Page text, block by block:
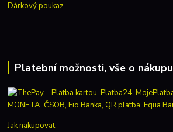
Dárkový poukaz
Platební možnosti, vše o nákupu
Jak nakupovat